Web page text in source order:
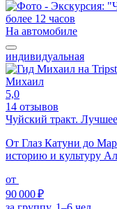
более 12 часов
На автомобиле
индивидуальная
Михаил
5,0
14 отзывов
Чуйский тракт.
От Глаз Катуни до
историю и культуру
от
90 000 ₽